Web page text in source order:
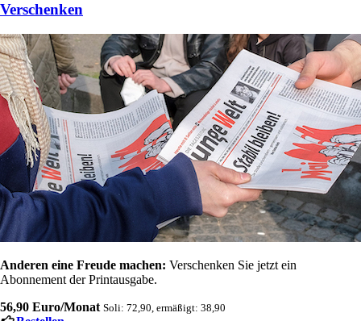
Verschenken
Anderen eine Freude machen: Verschenken Sie jetzt ein
Abonnement der Printausgabe.
56,90 Euro/Monat Soli: 72,90, ermäßigt: 38,90